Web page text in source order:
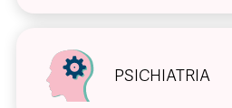
PSICHIATRIA